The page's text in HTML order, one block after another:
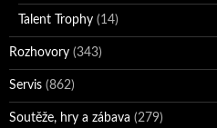
Talent Trophy (14)
Rozhovory (343)
Servis (862)
Soutěže, hry a zábava (279)